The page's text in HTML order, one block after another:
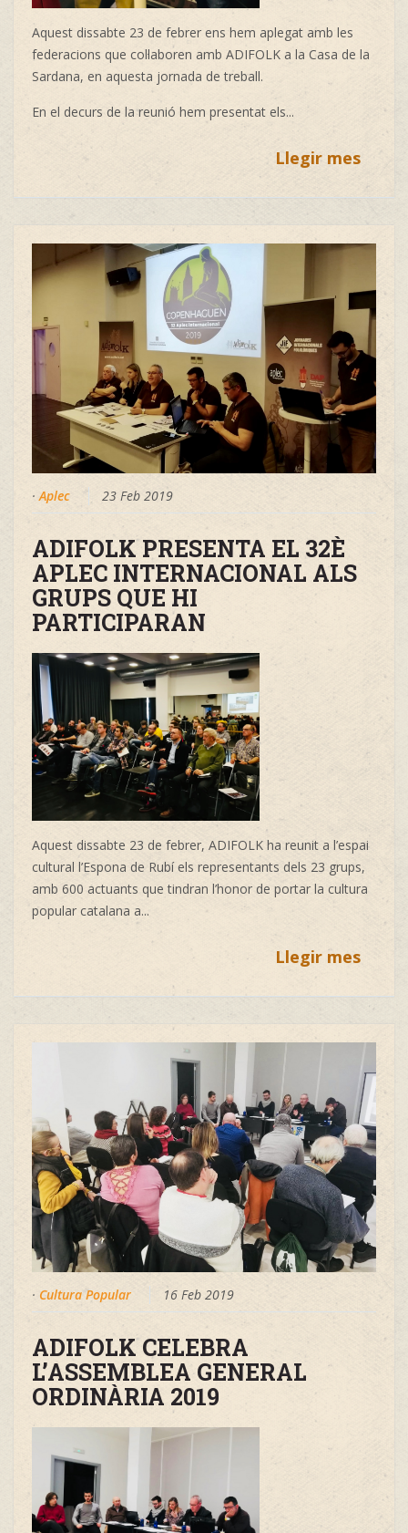
Aquest dissabte 23 de febrer ens hem aplegat amb les
federacions que col·laboren amb ADIFOLK a la Casa de la
Sardana, en aquesta jornada de treball.
En el decurs de la reunió hem presentat els...
Llegir mes
·Aplec 23 Feb 2019
ADIFOLK PRESENTA EL 32È
APLEC INTERNACIONAL ALS
GRUPS QUE HI
PARTICIPARAN
Aquest dissabte 23 de febrer, ADIFOLK ha reunit a l’espai
cultural l’Espona de Rubí els representants dels 23 grups,
amb 600 actuants que tindran l’honor de portar la cultura
popular catalana a...
Llegir mes
· Cultura Popular 16 Feb 2019
ADIFOLK CELEBRA
L’ASSEMBLEA GENERAL
ORDINÀRIA 2019